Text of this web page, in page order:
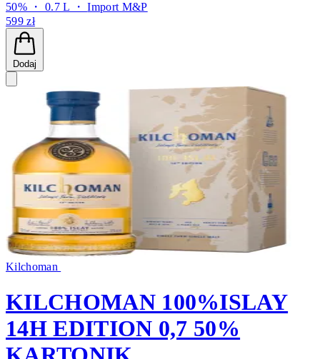
50% ・ 0.7 L ・Import M&P
599 zł
Dodaj
Kilchoman
KILCHOMAN 100%ISLAY
14H EDITION 0,7 50%